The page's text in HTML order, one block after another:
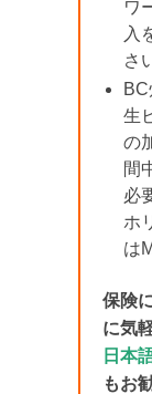
ワ
入
さ
生
の
間
必
ホ
は
保険
に気
日本
もお